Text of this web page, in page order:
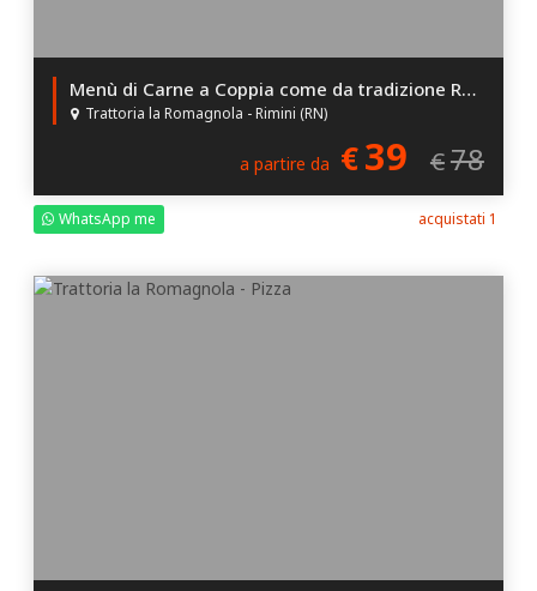
Menù di Carne a Coppia come da tradizione Romagnola a scelta tra Antipasto e Bis di Primi oppure Menù Completo alla Trattoria la Romagnola di Rimini con 50% di Sconto!
Trattoria la Romagnola - Rimini (RN)
a partire da €39 €78
WhatsApp me acquistati 1